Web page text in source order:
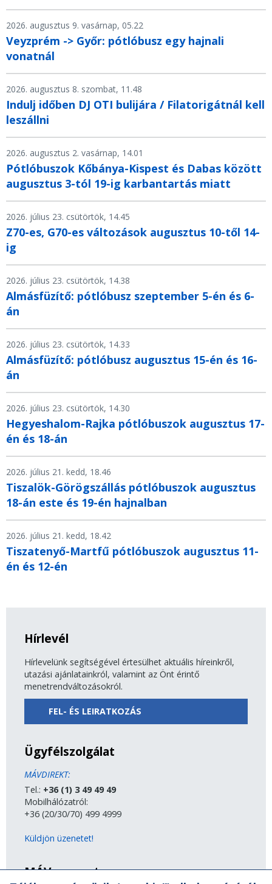
2026. augusztus 9. vasárnap, 05.22
Veyzprém -> Győr: pótlóbusz egy hajnali
vonatnál
2026. augusztus 8. szombat, 11.48
Indulj időben DJ OTI bulijára / Filatorigátnál kell
leszállni
2026. augusztus 2. vasárnap, 14.01
Pótlóbuszok Kőbánya-Kispest és Dabas között
augusztus 3-tól 19-ig karbantartás miatt
2026. július 23. csütörtök, 14.45
Z70-es, G70-es változások augusztus 10-től 14-
ig
2026. július 23. csütörtök, 14.38
Almásfüzítő: pótlóbusz szeptember 5-én és 6-
án
2026. július 23. csütörtök, 14.33
Almásfüzítő: pótlóbusz augusztus 15-én és 16-
án
2026. július 23. csütörtök, 14.30
Hegyeshalom-Rajka pótlóbuszok augusztus 17-
én és 18-án
2026. július 21. kedd, 18.46
Tiszalök-Görögszállás pótlóbuszok augusztus
18-án este és 19-én hajnalban
2026. július 21. kedd, 18.42
Tiszatenyő-Martfű pótlóbuszok augusztus 11-
én és 12-én
Hírlevél
Hírlevelünk segítségével értesülhet aktuális híreinkről,
utazási ajánlatainkról, valamint az Önt érintő
menetrendváltozásokról.
FEL- ÉS LEIRATKOZÁS
Ügyfélszolgálat
MÁVDIREKT:
Tel.: +36 (1) 3 49 49 49
Mobilhálózatról:
+36 (20/30/70) 499 4999
Küldjön üzenetet!
MÁV-csoport